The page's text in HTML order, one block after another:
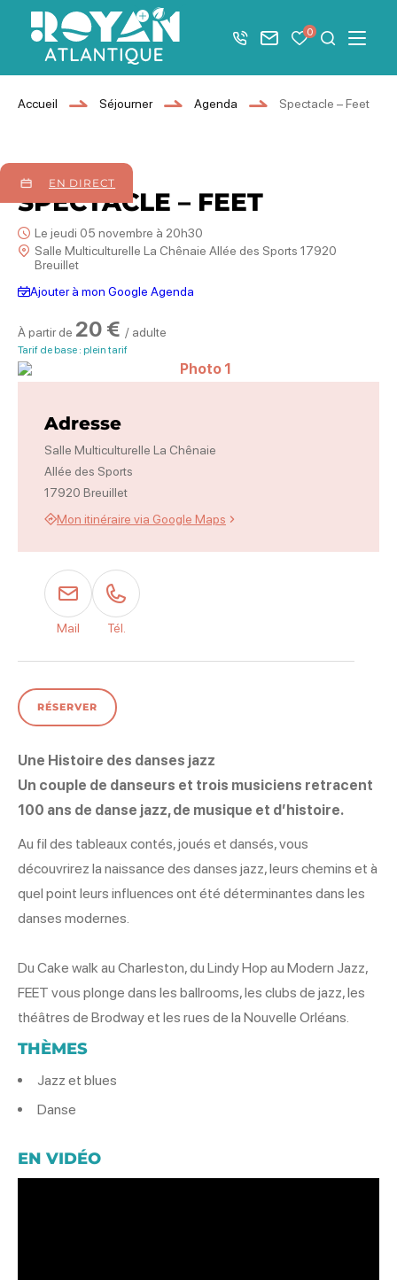
Afficher la barre de navigation du mode éco
Royan Atlantique
+33 5 46 08 21 00
Nous contacter
Mes favoris
0 JeMenu
Accueil Séjourner Agenda Spectacle – Feet
EN DIRECT
05 novembre 2026
SPECTACLE – FEET
Le jeudi 05 novembre à 20h30
Salle Multiculturelle La Chênaie Allée des Sports 17920
Breuillet
Ajouter à mon Google Agenda
Une Histoire des danses jazz
​Un couple de danseurs et trois musiciens retracent
100 ans de danse jazz, de musique et d’histoire.
Au fil des tableaux contés, joués et dansés, vous
découvrirez la naissance des danses jazz, leurs chemins et à
quel point leurs influences ont été déterminantes dans les
danses modernes.
Du Cake walk au Charleston, du Lindy Hop au Modern Jazz,
FEET vous plonge dans les ballrooms, les clubs de jazz, les
théâtres de Brodway et les rues de la Nouvelle Orléans.
THÈMES
Jazz et blues
Danse
EN VIDÉO
À partir de 20 € / adulte
Tarif de base : plein tarif
Photo 1, © Henri Aubron
Adresse
Salle Multiculturelle La Chênaie
Allée des Sports
17920 Breuillet
Mon itinéraire via Google Maps
Mail Tél.
RÉSERVER